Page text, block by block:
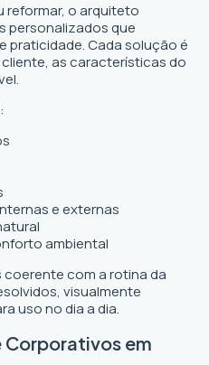
reformar, o arquiteto
personalizados que
praticidade. Cada solução é
as características do
e externas
ambiental
coerente com a rotina da
visualmente
uso no dia a dia.
Corporativos em